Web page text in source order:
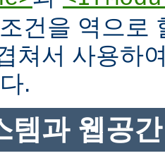
건을 역으로
쳐서 사용하
.
템과 웹공간